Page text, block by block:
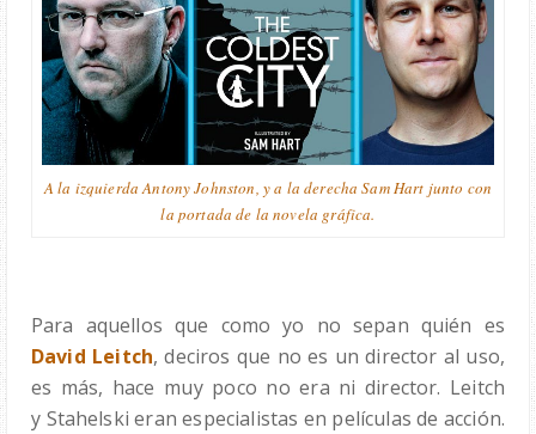
A la izquierda Antony Johnston, y a la derecha Sam Hart junto con
la portada de la novela gráfica.
Para aquellos que como yo no sepan quién es
David Leitch, deciros que no es un director al uso,
es más, hace muy poco no era ni director. Leitch
y Stahelski eran especialistas en películas de acción.